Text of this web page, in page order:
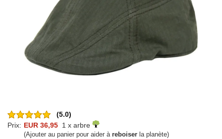
(5.0)
Prix: EUR 36,95 1 x arbre
(Ajouter au panier pour aider à reboiser la planète)